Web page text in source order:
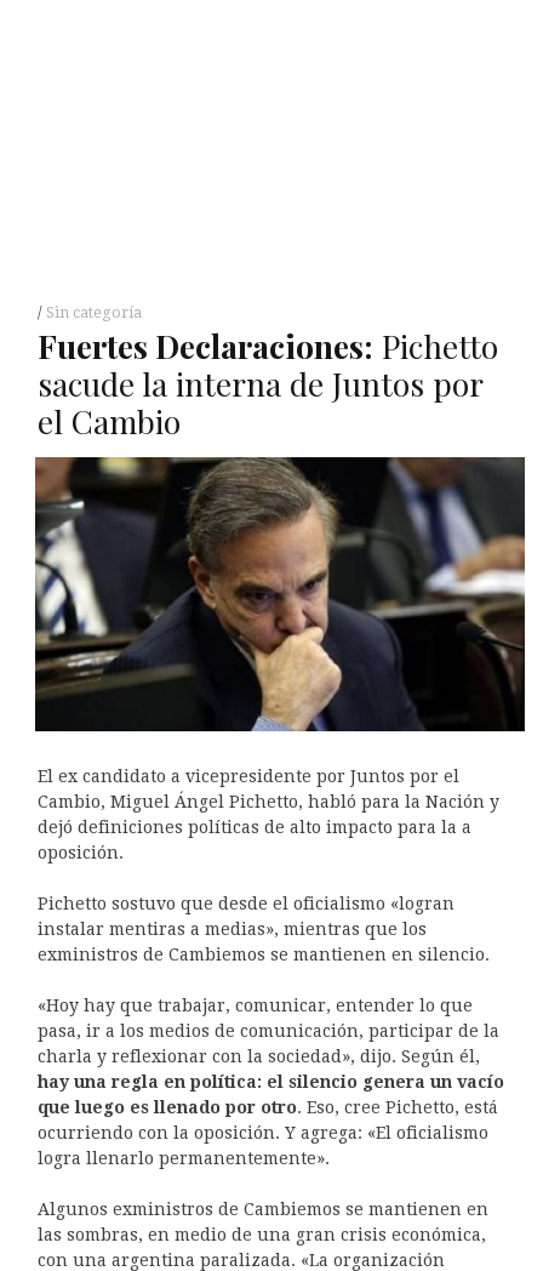
Sin categoría
Fuertes Declaraciones: Pichetto
sacude la interna de Juntos por
el Cambio
El ex candidato a vicepresidente por Juntos por el
Cambio, Miguel Ángel Pichetto, habló para la Nación y
dejó definiciones políticas de alto impacto para la a
oposición.
Pichetto sostuvo que desde el oficialismo «logran
instalar mentiras a medias», mientras que los
exministros de Cambiemos se mantienen en silencio.
«Hoy hay que trabajar, comunicar, entender lo que
pasa, ir a los medios de comunicación, participar de la
charla y reflexionar con la sociedad», dijo. Según él,
hay una regla en política: el silencio genera un vacío
que luego es llenado por otro. Eso, cree Pichetto, está
ocurriendo con la oposición. Y agrega: «El oficialismo
logra llenarlo permanentemente».
Algunos exministros de Cambiemos se mantienen en
las sombras, en medio de una gran crisis económica,
con una argentina paralizada. «La organización